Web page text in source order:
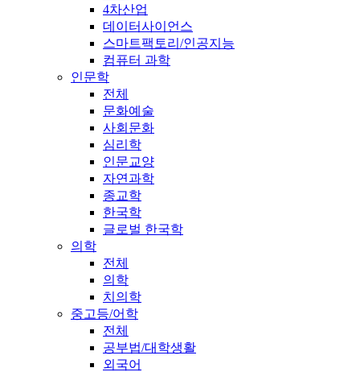
4차산업
데이터사이언스
스마트팩토리/인공지능
컴퓨터 과학
인문학
전체
문화예술
사회문화
심리학
인문교양
자연과학
종교학
한국학
글로벌 한국학
의학
전체
의학
치의학
중고등/어학
전체
공부법/대학생활
외국어